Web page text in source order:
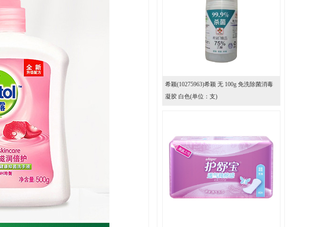
希颖(10275963)希颖 无 100g 免洗除菌消毒
凝胶 白色(单位：支)